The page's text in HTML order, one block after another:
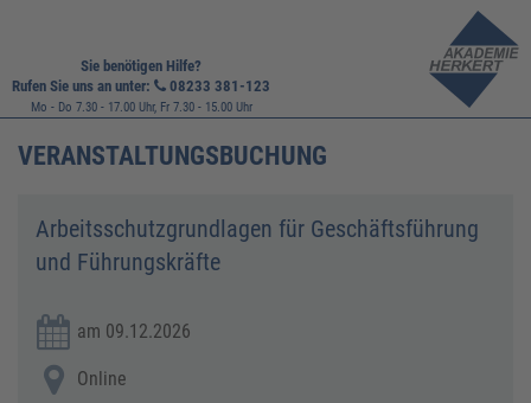
Sie benötigen Hilfe?
Rufen Sie uns an unter:
08233 381-123
Mo - Do 7.30 - 17.00 Uhr, Fr 7.30 - 15.00 Uhr
VERANSTALTUNGSBUCHUNG
Arbeitsschutzgrundlagen für Geschäftsführung
und Führungskräfte
am 09.12.2026
Online